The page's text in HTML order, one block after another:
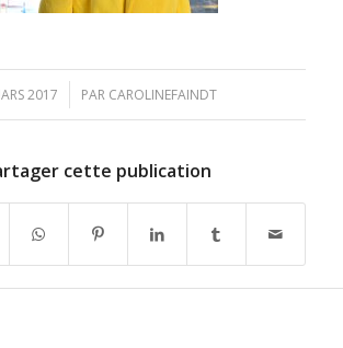
2017 PAR CAROLINEFAINDT
cette publication